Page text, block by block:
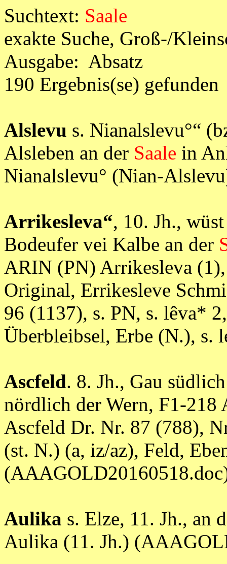
Suchtext: Saale
exakte Suche, Groß-/
Ausgabe: Absatz
190 Ergebnis(se) gefunden
Alslevu s. Nianalslevu°“
Alsleben an der Saale in
Nianalslevu° (Nian-
Arrikesleva“, 10. Jh.,
Bodeufer vei Kalbe an der
ARIN (PN) Arrikesleva
Original, Errikesleve
96 (1137), s. PN, s. lêva*
Überbleibsel, Erbe (N.), s.
Ascfeld. 8. Jh., Gau
nördlich der Wern, F1-218
Ascfeld Dr. Nr. 87 (788),
(st. N.) (a, iz/az), Feld,
Aulika s. Elze, 11. Jh., an
Aulika (11. Jh.)